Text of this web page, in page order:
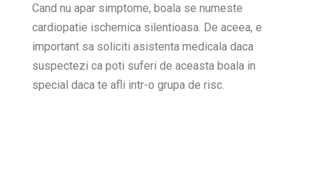
Cand nu apar simptome, boala se numeste
cardiopatie ischemica silentioasa. De aceea, e
important sa soliciti asistenta medicala daca
suspectezi ca poti suferi de aceasta boala in
special daca te afli intr-o grupa de risc.